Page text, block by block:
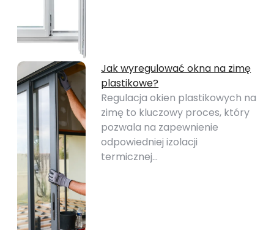
Jak wyregulować okna na zimę
plastikowe?
Regulacja okien plastikowych na
zimę to kluczowy proces, który
pozwala na zapewnienie
odpowiedniej izolacji
termicznej…